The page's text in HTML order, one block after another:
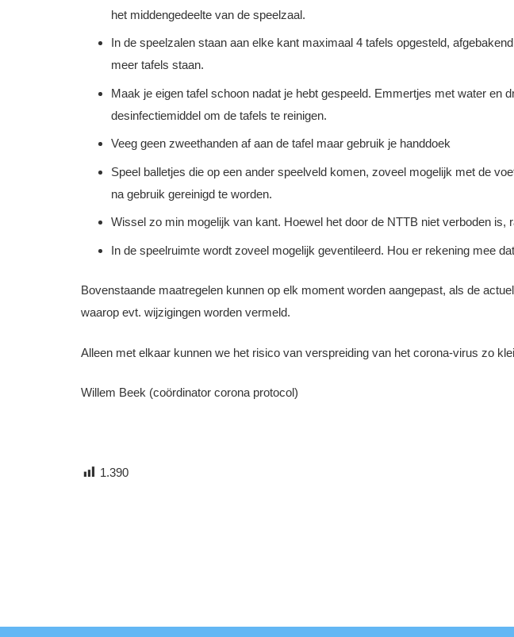
het middengedeelte van de speelzaal.
In de speelzalen staan aan elke kant maximaal 4 tafels opgesteld,
meer tafels staan.
Maak je eigen tafel schoon nadat je hebt gespeeld. Emmertjes met water en
desinfectiemiddel om de tafels te reinigen.
Veeg geen zweethanden af aan de tafel maar gebruik je handdoek
Speel balletjes die op een ander speelveld komen, zoveel mogelijk met de
na gebruik gereinigd te worden.
Wissel zo min mogelijk van kant. Hoewel het door de NTTB niet verboden is,
In de speelruimte wordt zoveel mogelijk geventileerd. Hou er rekening mee
Bovenstaande maatregelen kunnen op elk moment worden aangepast, als de
waarop evt. wijzigingen worden vermeld.
Alleen met elkaar kunnen we het risico van verspreiding van het corona-virus zo
Willem Beek (coördinator corona protocol)
1.390